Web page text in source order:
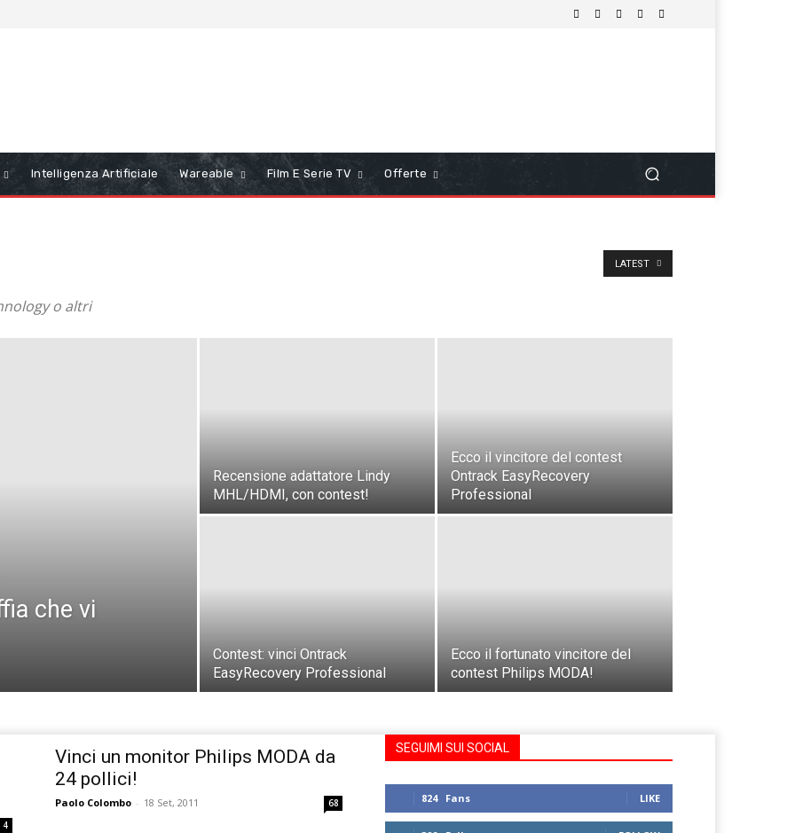
Intelligenza Artificiale Wareable Film E Serie TV Offerte
o altri
LATEST
che vi
Recensione adattatore Lindy
MHL/HDMI, con contest!
Ecco il vincitore del contest
Ontrack EasyRecovery
Professional
Contest: vinci Ontrack
EasyRecovery Professional
Ecco il fortunato vincitore del
contest Philips MODA!
4
Vinci un monitor Philips MODA da
24 pollici!
Paolo Colombo - 18 Set, 2011 68
SEGUIMI SUI SOCIAL
824 Fans LIKE